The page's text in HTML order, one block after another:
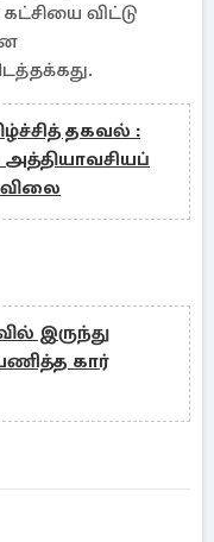
விட்டு
தகவல் :
இருந்து
கார்